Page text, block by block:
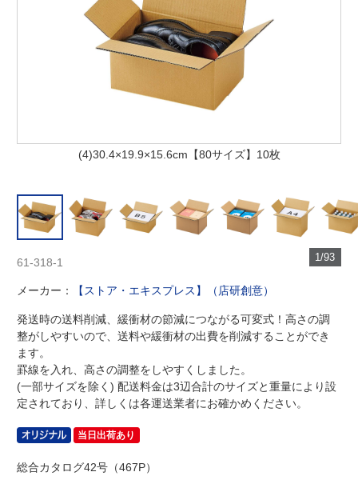
(4)30.4×19.9×15.6cm【80サイズ】10枚
1/93
61-318-1
メーカー： 【ストア・エキスプレス】（店研創意）
発送時の送料削減、緩衝材の節減につながる可変式！高さの調
整がしやすいので、送料や緩衝材の出費を削減することができ
ます。
罫線を入れ、高さの調整をしやすくしました。
(一部サイズを除く) 配送料金は3辺合計のサイズと重量により設
定されており、詳しくは各運送業者にお確かめください。
当日出荷あり
総合カタログ42号（467P）